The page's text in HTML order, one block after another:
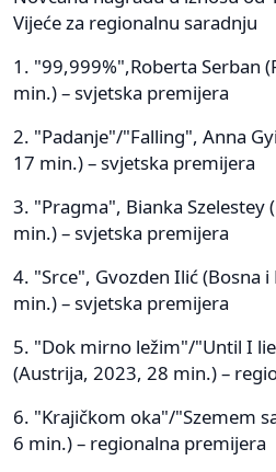
Vijeće za regionalnu saradnju
1. "99,999%",Roberta Serban
min.) – svjetska premijera
2. "Padanje"/"Falling", Anna
17 min.) – svjetska premijera
3. "Pragma", Bianka Szelestey
min.) – svjetska premijera
4. "Srce", Gvozden Ilić (Bosna
min.) – svjetska premijera
5. "Dok mirno ležim"/"Until I
(Austrija, 2023, 28 min.) –
6. "Krajičkom oka"/"Szemem
6 min.) – regionalna premijera